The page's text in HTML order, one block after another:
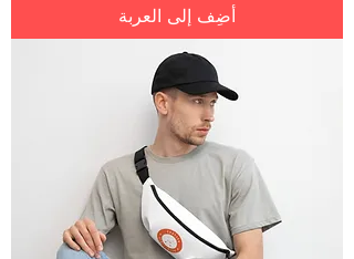
أضِف إلى العربة